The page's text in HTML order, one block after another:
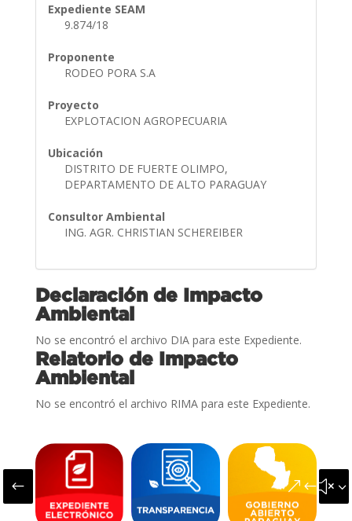
Expediente SEAM
9.874/18
Proponente
RODEO PORA S.A
Proyecto
EXPLOTACION AGROPECUARIA
Ubicación
DISTRITO DE FUERTE OLIMPO,
DEPARTAMENTO DE ALTO PARAGUAY
Consultor Ambiental
ING. AGR. CHRISTIAN SCHEREIBER
Declaración de Impacto
Ambiental
No se encontró el archivo DIA para este Expediente.
Relatorio de Impacto
Ambiental
No se encontró el archivo RIMA para este Expediente.
#